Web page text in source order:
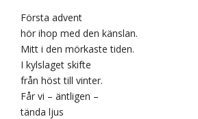
Första advent
hör ihop med den känslan.
Mitt i den mörkaste tiden.
I kylslaget skifte
från höst till vinter.
Får vi – äntligen –
tända ljus